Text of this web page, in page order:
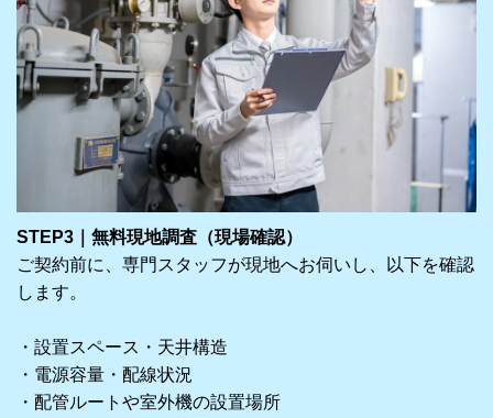
STEP3｜無料現地調査（現場確認）
ご契約前に、専門スタッフが現地へお伺いし、以下を確認
します。
・設置スペース・天井構造
・電源容量・配線状況
・配管ルートや室外機の設置場所